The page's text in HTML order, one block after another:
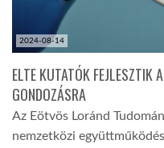
2024-08-14
ELTE KUTATÓK FEJLESZTIK
GONDOZÁSRA
Az Eötvös Loránd
nemzetközi